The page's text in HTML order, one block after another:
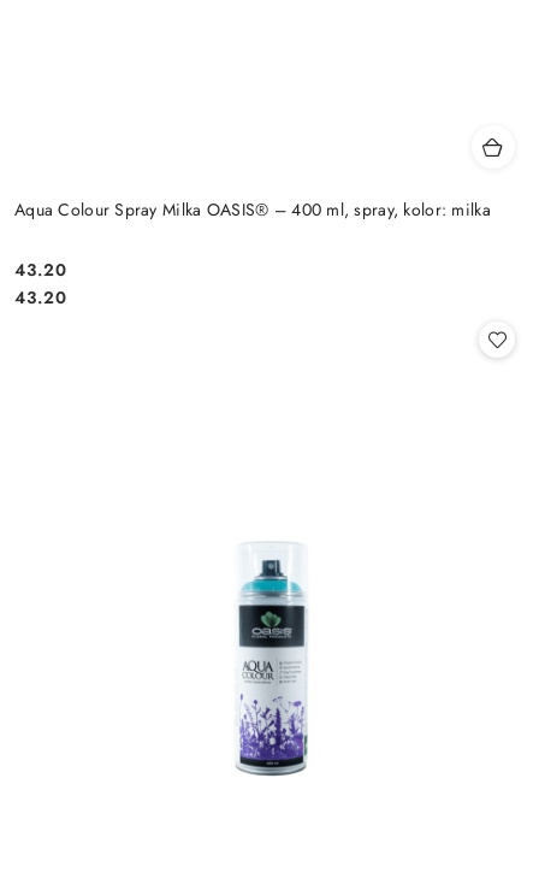
Aqua Colour Spray Milka OASIS® – 400 ml, spray, kolor: milka
Cena:
43.20
Cena:
43.20